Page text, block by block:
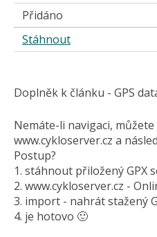
Přidáno
Stáhnout
Doplněk k článku - GPS
Nemáte-li navigaci,
www.cykloserver.cz a
Postup?
1. stáhnout přiložený GPX
2. www.cykloserver.cz -
3. import - nahrát stažený
4. je hotovo 🙂